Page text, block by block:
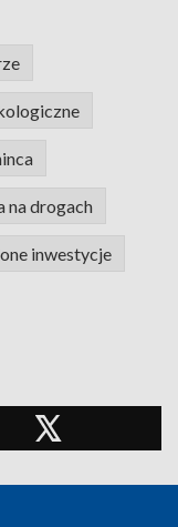
na drogach
inwestycje